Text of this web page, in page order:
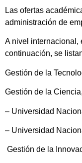
Las ofertas
administración de
A nivel internacional,
continuación, se
Gestión de la
Gestión de la
– Universidad
– Universidad
Gestión de la